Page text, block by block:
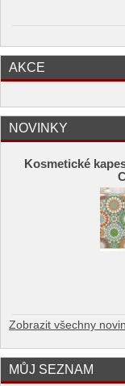
AKCE
NOVINKY
Kosmetické
Zobrazit všechny
MŮJ SEZNAM